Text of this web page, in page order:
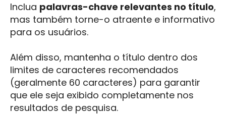
Inclua palavras-chave relevantes no título,
mas também torne-o atraente e informativo
para os usuários.
Além disso, mantenha o título dentro dos
limites de caracteres recomendados
(geralmente 60 caracteres) para garantir
que ele seja exibido completamente nos
resultados de pesquisa.